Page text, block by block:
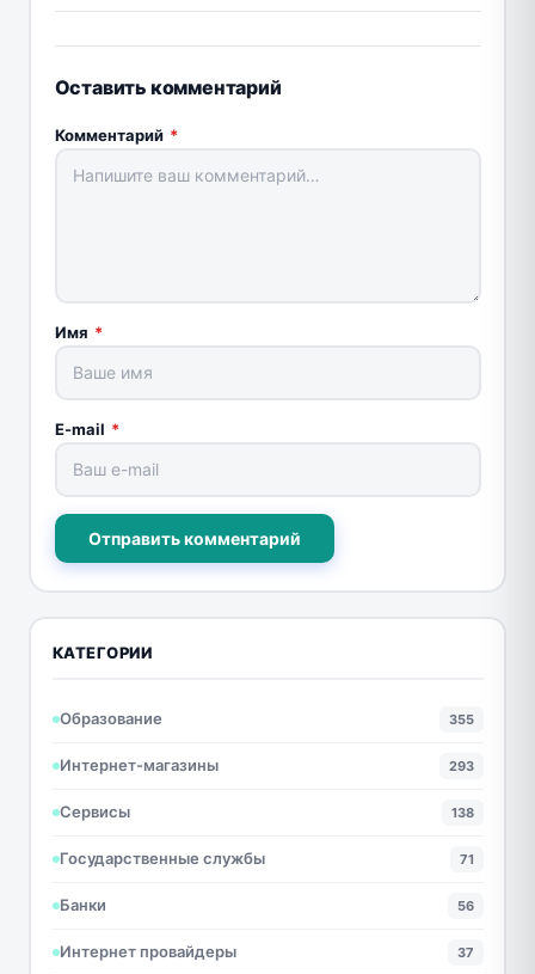
Оставить комментарий
Комментарий *
Имя *
E-mail *
Отправить комментарий
КАТЕГОРИИ
Образование 355
Интернет-магазины 293
Сервисы 138
Государственные службы 71
Банки 56
Интернет провайдеры 37